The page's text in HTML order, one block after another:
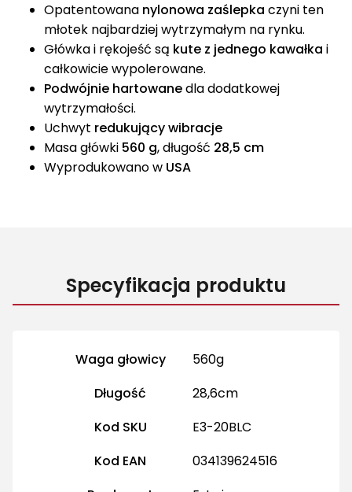
Opatentowana nylonowa zaślepka czyni ten
młotek najbardziej wytrzymałym na rynku.
Główka i rękojeść są kute z jednego kawałka i
całkowicie wypolerowane.
Podwójnie hartowanedla dodatkowej
wytrzymałości.
Uchwyt redukujący wibracje
Masa główki 560 g, długość 28,5 cm
Wyprodukowano w USA
Specyfikacja produktu
Więcej informacji
Waga głowicy
560g
Długość
28,6cm
Kod SKU
E3-20BLC
Kod EAN
034139624516